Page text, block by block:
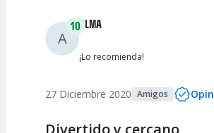
A
10ALMA
¡Lo recomienda!
27 Diciembre 2020 Amigos
Divertido y cercano